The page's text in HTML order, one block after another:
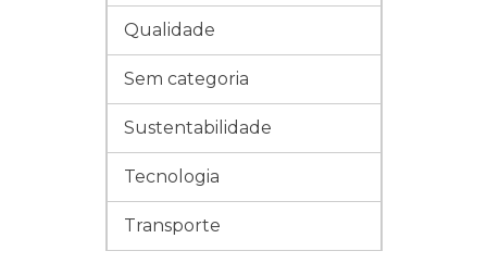
Qualidade
Sem categoria
Sustentabilidade
Tecnologia
Transporte